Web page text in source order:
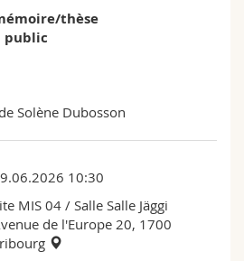
thèse
public
Solène Dubosson
10:30
MIS 04 / Salle Salle Jäggi
de l'Europe 20, 1700